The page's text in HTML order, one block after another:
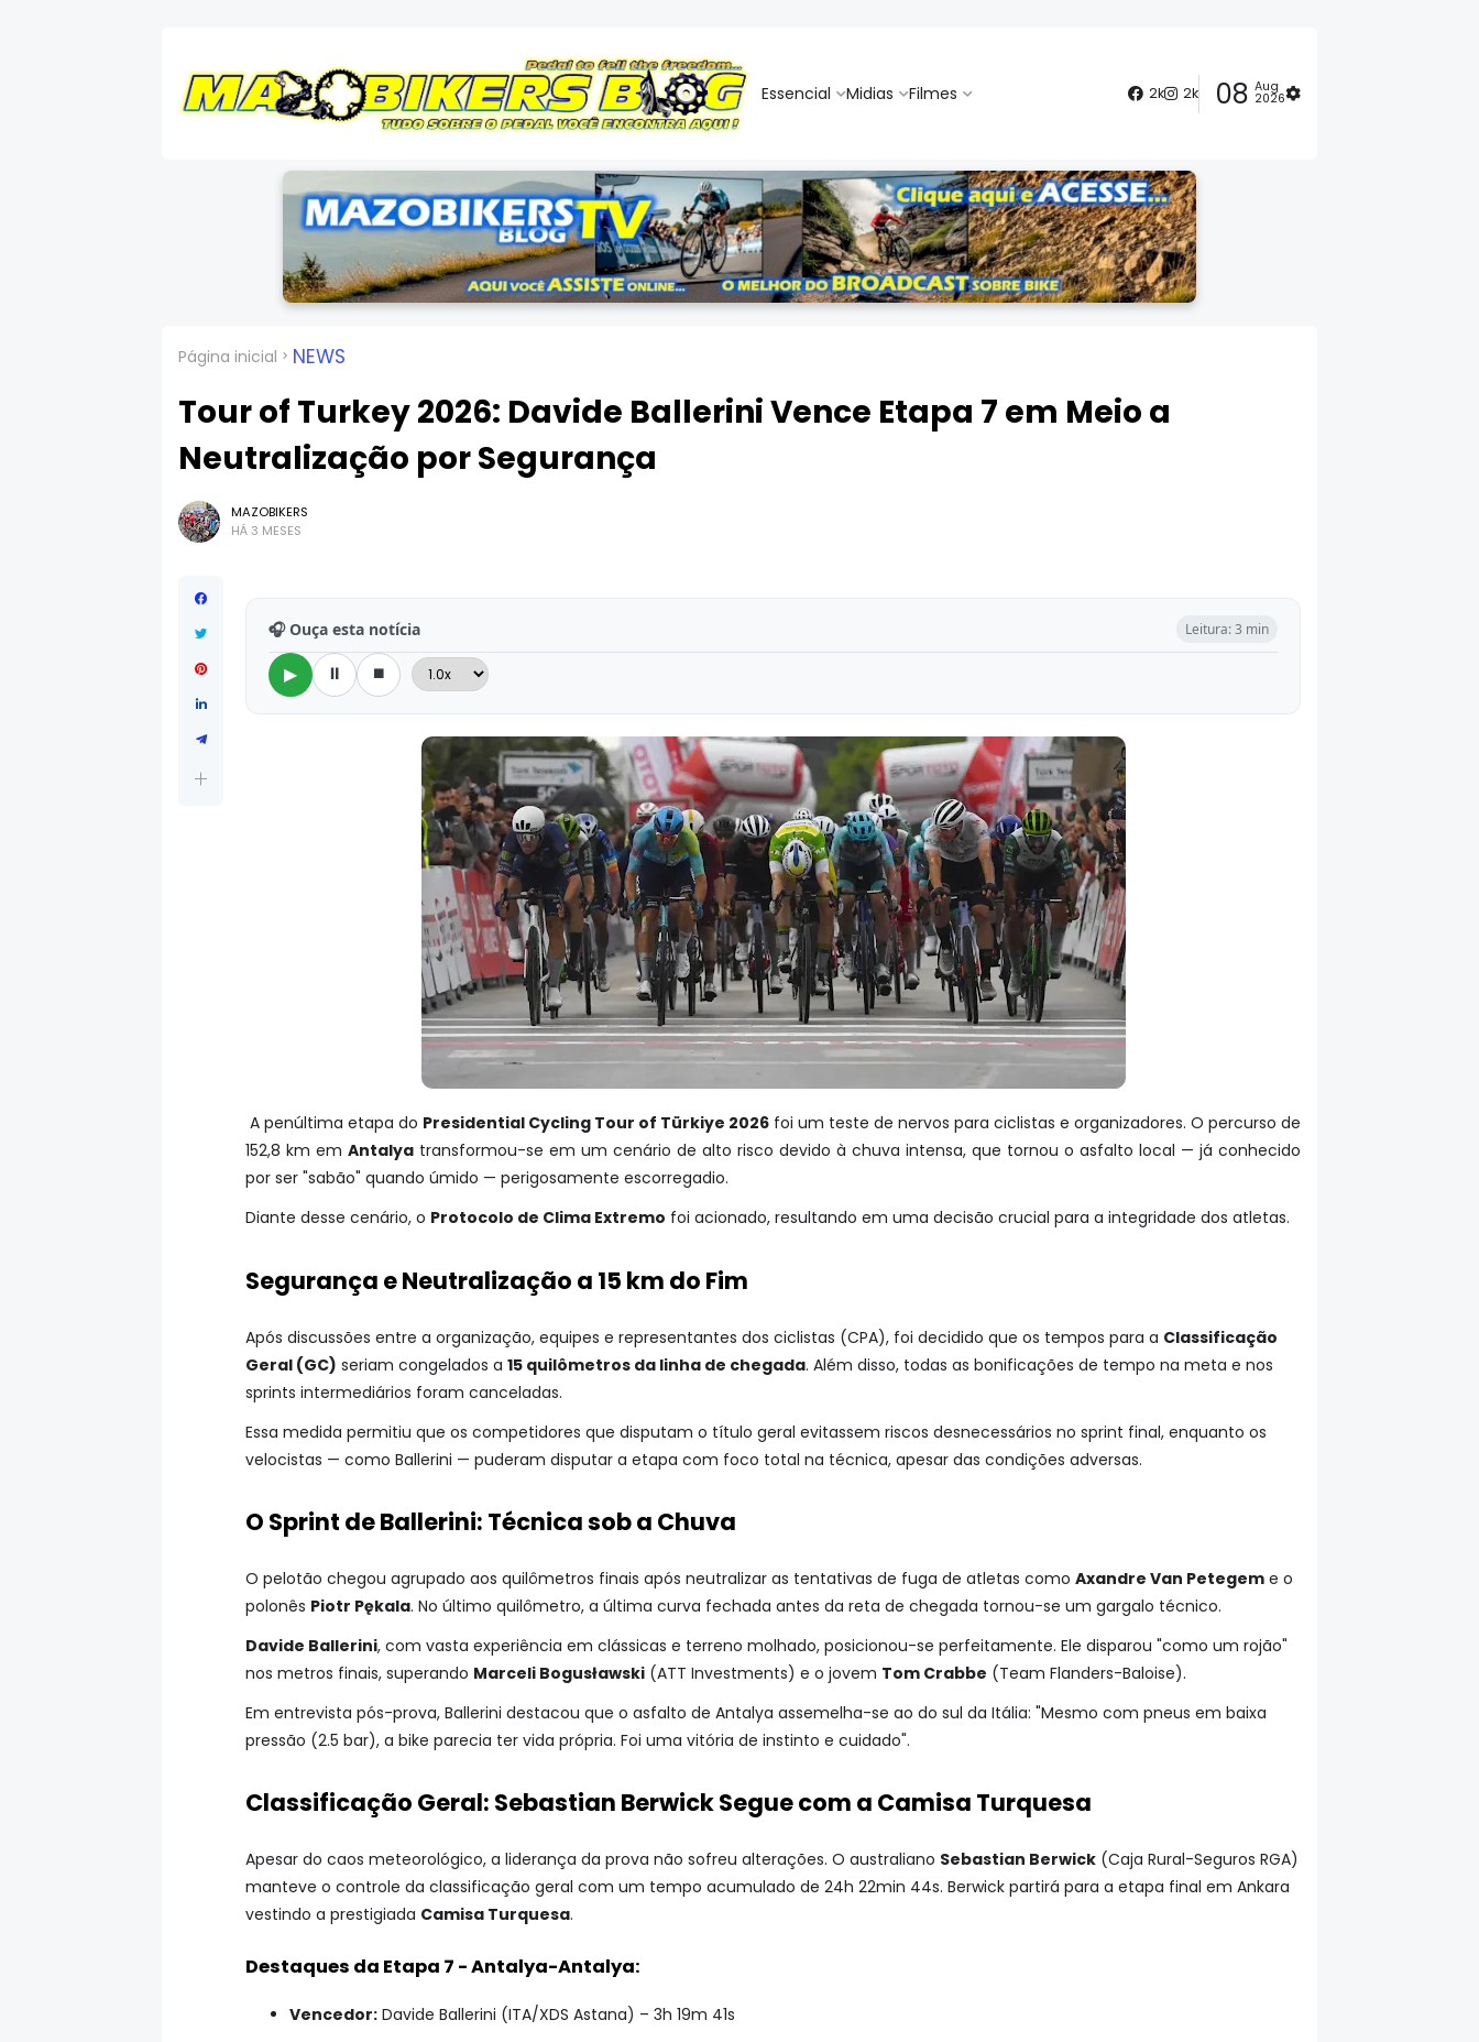
Essencial Midias Filmes 2k 2k 08 Aug
2026
Página inicial NEWS
Tour of Turkey 2026: Davide Ballerini Vence Etapa 7 em Meio a
Neutralização por Segurança
MAZOBIKERS
HÁ 3 MESES
🎧 Ouça esta notícia Leitura: 3 min
▶ ⏸ ⏹
A penúltima etapa do Presidential Cycling Tour of Türkiye 2026 foi um teste de nervos para ciclistas e organizadores. O percurso de
152,8 km em Antalya transformou-se em um cenário de alto risco devido à chuva intensa, que tornou o asfalto local — já conhecido
por ser "sabão" quando úmido — perigosamente escorregadio.
Diante desse cenário, o Protocolo de Clima Extremo foi acionado, resultando em uma decisão crucial para a integridade dos atletas.
Segurança e Neutralização a 15 km do Fim
Após discussões entre a organização, equipes e representantes dos ciclistas (CPA), foi decidido que os tempos para a Classificação
Geral (GC) seriam congelados a 15 quilômetros da linha de chegada. Além disso, todas as bonificações de tempo na meta e nos
sprints intermediários foram canceladas.
Essa medida permitiu que os competidores que disputam o título geral evitassem riscos desnecessários no sprint final, enquanto os
velocistas — como Ballerini — puderam disputar a etapa com foco total na técnica, apesar das condições adversas.
O Sprint de Ballerini: Técnica sob a Chuva
O pelotão chegou agrupado aos quilômetros finais após neutralizar as tentativas de fuga de atletas como Axandre Van Petegem e o
polonês Piotr Pękala. No último quilômetro, a última curva fechada antes da reta de chegada tornou-se um gargalo técnico.
Davide Ballerini, com vasta experiência em clássicas e terreno molhado, posicionou-se perfeitamente. Ele disparou "como um rojão"
nos metros finais, superando Marceli Bogusławski (ATT Investments) e o jovem Tom Crabbe (Team Flanders-Baloise).
Em entrevista pós-prova, Ballerini destacou que o asfalto de Antalya assemelha-se ao do sul da Itália: "Mesmo com pneus em baixa
pressão (2.5 bar), a bike parecia ter vida própria. Foi uma vitória de instinto e cuidado".
Classificação Geral: Sebastian Berwick Segue com a Camisa Turquesa
Apesar do caos meteorológico, a liderança da prova não sofreu alterações. O australiano Sebastian Berwick (Caja Rural-Seguros RGA)
manteve o controle da classificação geral com um tempo acumulado de 24h 22min 44s. Berwick partirá para a etapa final em Ankara
vestindo a prestigiada Camisa Turquesa.
Destaques da Etapa 7 - Antalya-Antalya:
Vencedor: Davide Ballerini (ITA/XDS Astana) – 3h 19m 41s